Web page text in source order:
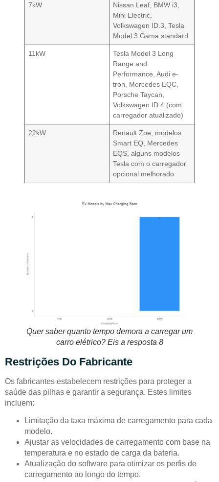
7kW
Nissan Leaf, BMW i3,
Mini Electric,
Volkswagen ID.3, Tesla
Model 3 Gama standard
11kW
Tesla Model 3 Long
Range and
Performance, Audi e-
tron, Mercedes EQC,
Porsche Taycan,
Volkswagen ID.4 (com
carregador atualizado)
22kW
Renault Zoe, modelos
Smart EQ, Mercedes
EQS, alguns modelos
Tesla com o carregador
opcional melhorado
Quer saber quanto tempo demora a carregar um
carro elétrico? Eis a resposta 8
Restrições Do Fabricante
Os fabricantes estabelecem restrições para proteger a
saúde das pilhas e garantir a segurança. Estes limites
incluem:
Limitação da taxa máxima de carregamento para cada
modelo.
Ajustar as velocidades de carregamento com base na
temperatura e no estado de carga da bateria.
Atualização do software para otimizar os perfis de
carregamento ao longo do tempo.